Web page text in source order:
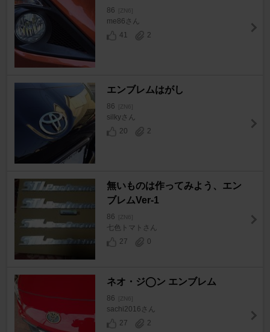
86 [ZN6]
me86さん
41
2
エンブレムはがし
86 [ZN6]
silkyさん
20
2
無いものは作ってみよう、エン
ブレムVer-1
86 [ZN6]
七色トマトさん
27
0
ネオ・ジ◯ン エンブレム
86 [ZN6]
sachi2016さん
27
2